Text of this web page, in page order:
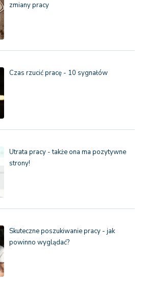
zmiany pracy
Czas rzucić pracę - 10 sygnałów
Utrata pracy - także ona ma pozytywne
strony!
Skuteczne poszukiwanie pracy - jak
powinno wyglądać?